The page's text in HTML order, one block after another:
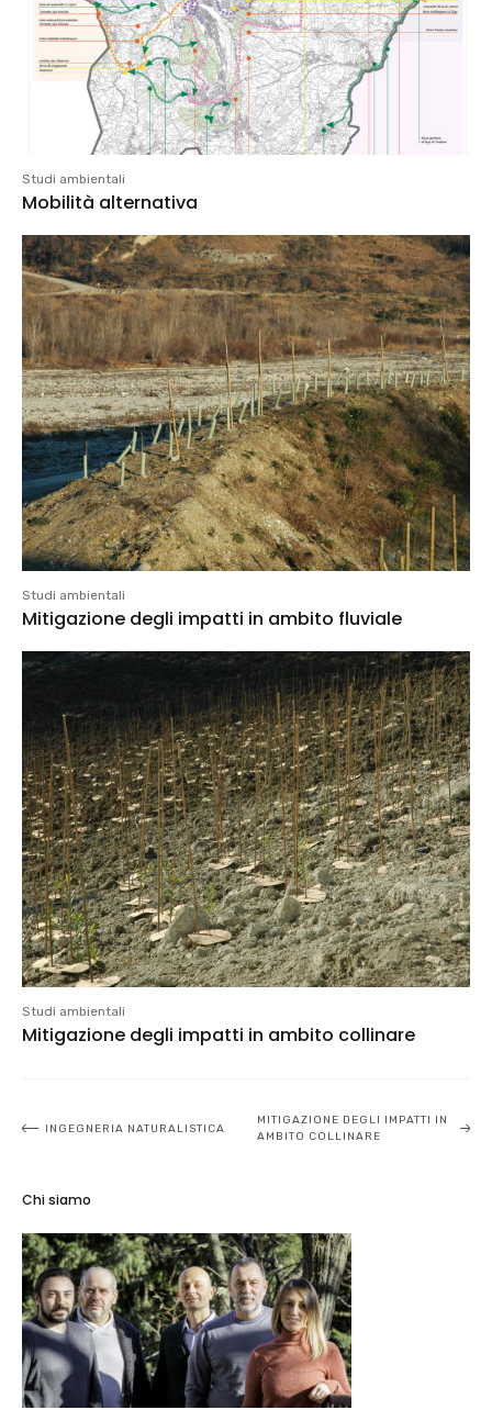
Studi ambientali
Mobilità alternativa
Studi ambientali
Mitigazione degli impatti in ambito fluviale
Studi ambientali
Mitigazione degli impatti in ambito collinare
Navigazione
INGEGNERIA NATURALISTICA
MITIGAZIONE DEGLI IMPATTI IN
AMBITO COLLINARE
Chi siamo